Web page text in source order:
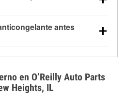
para mejorar la visibilidad.
10 °F que baja la
más información sobre
antes
condiciones de frío
comprobar la protección
sección How-To.
en O’Reilly Auto Parts
Heights, IL